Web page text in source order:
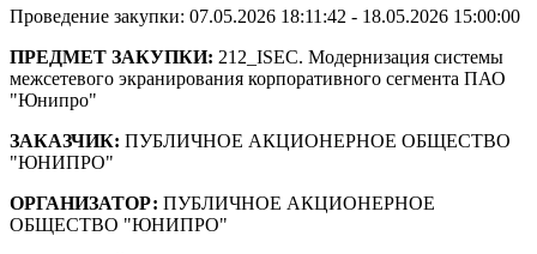
Проведение закупки: 07.05.2026 18:11:42 - 18.05.2026 15:00:00
ПРЕДМЕТ ЗАКУПКИ: 212_ISEC. Модернизация системы
межсетевого экранирования корпоративного сегмента ПАО
"Юнипро"
ЗАКАЗЧИК: ПУБЛИЧНОЕ АКЦИОНЕРНОЕ ОБЩЕСТВО
"ЮНИПРО"
ОРГАНИЗАТОР: ПУБЛИЧНОЕ АКЦИОНЕРНОЕ
ОБЩЕСТВО "ЮНИПРО"